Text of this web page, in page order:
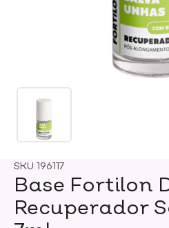
SKU 196117
Base Fortilon
Recuperador